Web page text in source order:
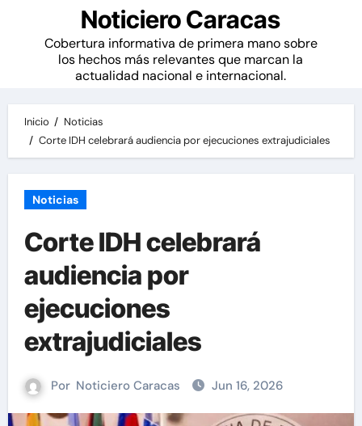
Noticiero Caracas
Cobertura informativa de primera mano sobre
los hechos más relevantes que marcan la
actualidad nacional e internacional.
Inicio
Noticias
Corte IDH celebrará audiencia por ejecuciones extrajudiciales
Noticias
Corte IDH celebrará
audiencia por
ejecuciones
extrajudiciales
Por Noticiero Caracas Jun 16, 2026